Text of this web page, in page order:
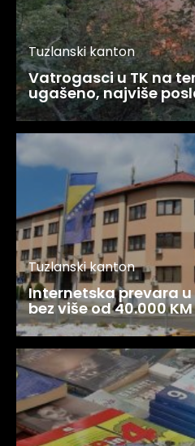
Tuzlanski kanton
Vatrogasci u TK na
ugašeno, najviše
Tuzlanski kanton
Internetska prevara
bez više od 40.000 KM